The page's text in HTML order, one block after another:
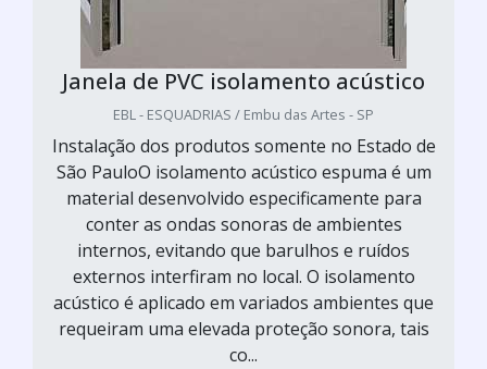
Janela de PVC isolamento acústico
EBL - ESQUADRIAS / Embu das Artes - SP
Instalação dos produtos somente no Estado de
São PauloO isolamento acústico espuma é um
material desenvolvido especificamente para
conter as ondas sonoras de ambientes
internos, evitando que barulhos e ruídos
externos interfiram no local. O isolamento
acústico é aplicado em variados ambientes que
requeiram uma elevada proteção sonora, tais
co...